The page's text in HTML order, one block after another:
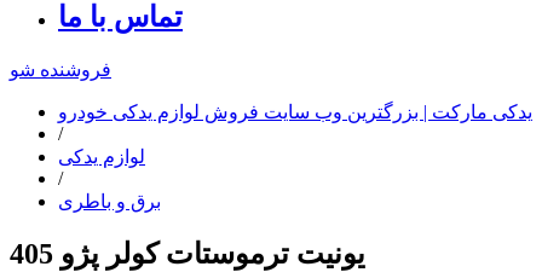
تماس با ما
فروشنده شو
یدکی مارکت | بزرگترین وب سایت فروش لوازم یدکی خودرو
/
لوازم یدکی
/
برق و باطری
یونیت ترموستات کولر پژو 405